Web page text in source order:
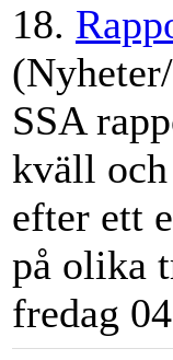
18.
SSA
kväll
efter ett
på olika
fredag